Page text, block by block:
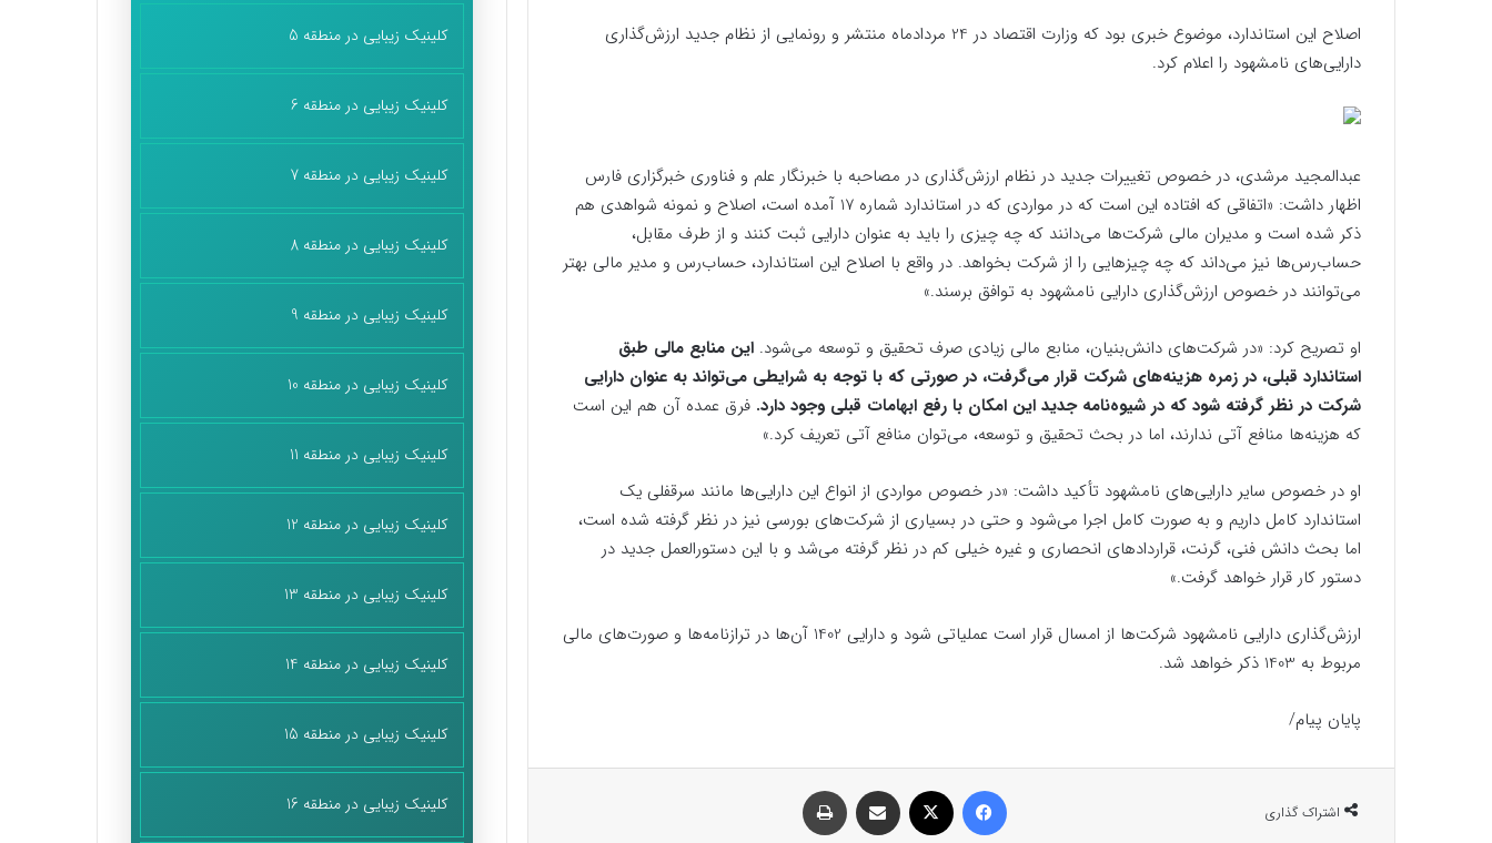
اصلاح این استاندارد، موضوع خبری بود که وزارت اقتصاد در 24 مردادماه منتشر و رونمایی از نظام جدید ارزش‌گذاری
دارایی‌های نامشهود را اعلام کرد.
عبدالمجید مرشدی، در خصوص تغییرات جدید در نظام ارزش‌گذاری در مصاحبه با خبرنگار علم و فناوری خبرگزاری فارس
اظهار داشت: «اتفاقی که افتاده این است که در مواردی که در استاندارد شماره 17 آمده است، اصلاح و نمونه شواهدی هم
ذکر شده است و مدیران مالی شرکت‌ها می‌دانند که چه چیزی را باید به عنوان دارایی ثبت کنند و از طرف مقابل،
حساب‌رس‌ها نیز می‌داند که چه چیزهایی را از شرکت بخواهد. در واقع با اصلاح این استاندارد، حساب‌رس و مدیر مالی بهتر
می‌توانند در خصوص ارزش‌گذاری دارایی نامشهود به توافق برسند.»
او تصریح کرد: «در شرکت‌های دانش‌بنیان، منابع مالی زیادی صرف تحقیق و توسعه می‌شود. این منابع مالی طبق
استاندارد قبلی، در زمره هزینه‌های شرکت قرار می‌گرفت، در صورتی که با توجه به شرایطی می‌تواند به عنوان دارایی
شرکت در نظر گرفته شود که در شیوه‌نامه جدید این امکان با رفع ابهامات قبلی وجود دارد. فرق عمده آن هم این است
که هزینه‌ها منافع آتی ندارند، اما در بحث تحقیق و توسعه، می‌توان منافع آتی تعریف کرد.»
او در خصوص سایر دارایی‌های نامشهود تأکید داشت: «در خصوص مواردی از انواع این دارایی‌ها مانند سرقفلی یک
استاندارد کامل داریم و به صورت کامل اجرا می‌شود و حتی در بسیاری از شرکت‌های بورسی نیز در نظر گرفته شده است،
اما بحث دانش فنی، گرنت، قراردادهای انحصاری و غیره خیلی کم در نظر گرفته می‌شد و با این دستورالعمل جدید در
دستور کار قرار خواهد گرفت.»
ارزش‌گذاری دارایی نامشهود شرکت‌ها از امسال قرار است عملیاتی شود و دارایی 1402 آن‌ها در ترازنامه‌ها و صورت‌های مالی
مربوط به 1403 ذکر خواهد شد.
پایان پیام/
اشتراک گذاری
فیسبوک ایکس اشتراک گذاری با ایمیل
کلینیک زیبایی در منطقه 5
کلینیک زیبایی در منطقه 6
کلینیک زیبایی در منطقه 7
کلینیک زیبایی در منطقه 8
کلینیک زیبایی در منطقه 9
کلینیک زیبایی در منطقه 10
کلینیک زیبایی در منطقه 11
کلینیک زیبایی در منطقه 12
کلینیک زیبایی در منطقه 13
کلینیک زیبایی در منطقه 14
کلینیک زیبایی در منطقه 15
کلینیک زیبایی در منطقه 16